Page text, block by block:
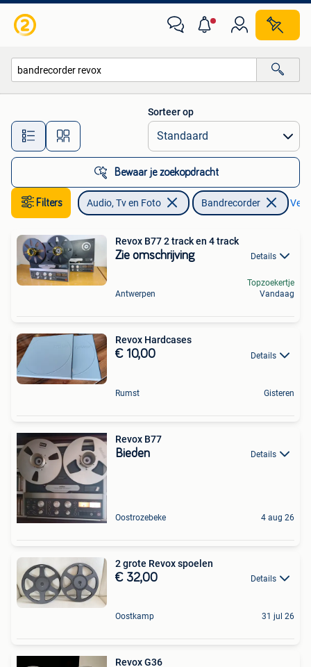
Alle afstanden…
Sorteer op
Bewaar je zoekopdracht
Filters Audio, Tv en Foto Bandrecorder
Revox B77 2 track en 4 track
Zie omschrijving Details
Antwerpen
Topzoekertje
Vandaag
Revox Hardcases
€ 10,00 Details
Rumst Gisteren
Revox B77
Bieden Details
Oostrozebeke 4 aug 26
2 grote Revox spoelen
€ 32,00 Details
Oostkamp 31 jul 26
Revox G36